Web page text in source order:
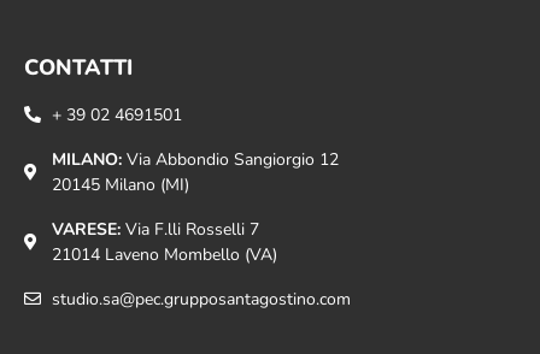
CONTATTI
+ 39 02 4691501
MILANO:Via Abbondio Sangiorgio 12
20145 Milano (MI)
VARESE:Via F.lli Rosselli 7
21014 Laveno Mombello (VA)
studio.sa@pec.grupposantagostino.com